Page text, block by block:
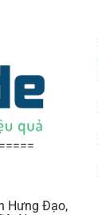
Hưng Đạo,